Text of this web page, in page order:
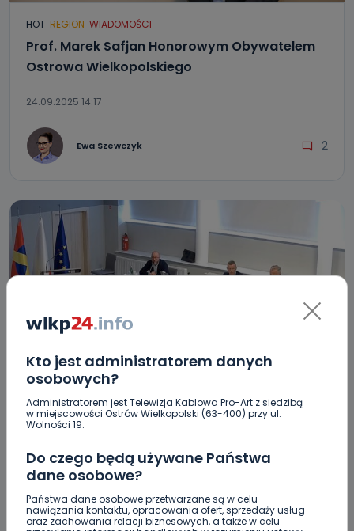
Kto jest administratorem danych
osobowych?
Administratorem jest Telewizja Kablowa Pro-Art z siedzibą
w miejscowości Ostrów Wielkopolski (63-400) przy ul.
Wolności 19.
Do czego będą używane Państwa
dane osobowe?
Państwa dane osobowe przetwarzane są w celu
nawiązania kontaktu, opracowania ofert, sprzedaży usług
oraz zachowania relacji biznesowych, a także w celu
HOT REGION WIADOMOŚCI
Prof. Marek Safjan Honorowym Obywatelem
Ostrowa Wielkopolskiego
24.09.2025 14:17
Ewa Szewczyk 2
HOT REGION SPORT
Górski: „To zaufanie u wielu spadło do
poziomu zero”
27.08.2025 14:05
Sebastian Matyszczak